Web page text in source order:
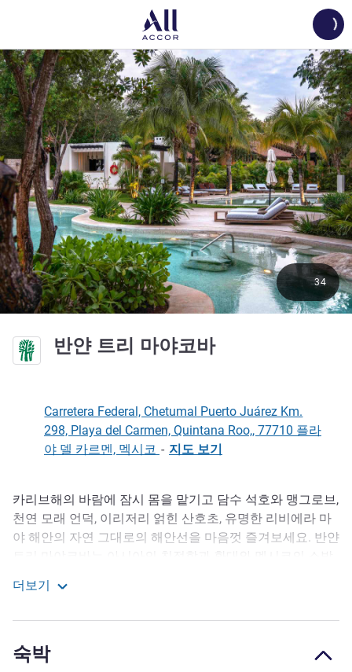
반얀 트리 마야코바
34
Carretera Federal, Chetumal Puerto Juárez Km.
298, Playa del Carmen, Quintana Roo,, 77710 플라
야 델 카르멘, 멕시코 - 지도 보기
호텔설명
카리브해의 바람에 잠시 몸을 맡기고 담수 석호와 맹그로브,
천연 모래 언덕, 이리저리 얽힌 산호초, 유명한 리비에라 마
야 해안의 자연 그대로의 해안선을 마음껏 즐겨보세요. 반얀
있는 마야코바 리조트 개발 지역에 자리한 이곳에서 사람의
우아하게 디자인된 161개의 프라이빗 빌라와 해변가 스위
트. 반얀 트리 마야코바는 모든 입맛을 사로잡을 환상적인
더보기
숙박